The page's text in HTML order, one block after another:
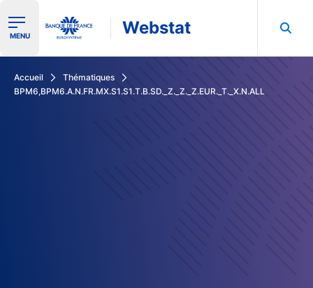
Ouvrir le menu de navigation
MENU Webstat
Accueil
Thématiques
BPM6,BPM6.A.N.FR.MX.S1.S1.T.B.SD._Z._Z._Z.EUR._T._X.N.ALL